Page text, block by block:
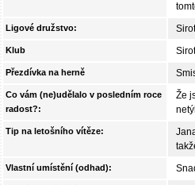
Ligové družstvo:
Klub
Přezdívka na herně
Co vám (ne)udělalo v posledním roce
radost?:
Že
Tip na letošního vítěze:
Vlastní umístění (odhad):